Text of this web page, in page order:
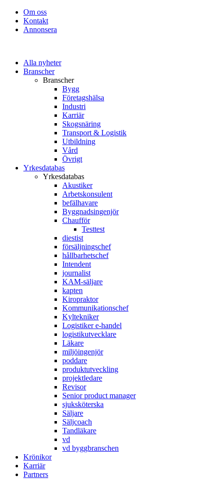
Om oss
Kontakt
Annonsera
Alla nyheter
Branscher
Branscher
Bygg
Företagshälsa
Industri
Karriär
Skogsnäring
Transport & Logistik
Utbildning
Vård
Övrigt
Yrkesdatabas
Yrkesdatabas
Akustiker
Arbetskonsulent
befälhavare
Byggnadsingenjör
Chaufför
Testtest
diestist
försäljningschef
hållbarhetschef
Intendent
journalist
KAM-säljare
kapten
Kiropraktor
Kommunikationschef
Kyltekniker
Logistiker e-handel
logistikutvecklare
Läkare
miljöingenjör
poddare
produktutveckling
projektledare
Revisor
Senior product manager
sjuksköterska
Säljare
Säljcoach
Tandläkare
vd
vd byggbranschen
Krönikor
Karriär
Partners